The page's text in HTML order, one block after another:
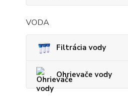
VODA
Filtrácia vody
Ohrievače vody